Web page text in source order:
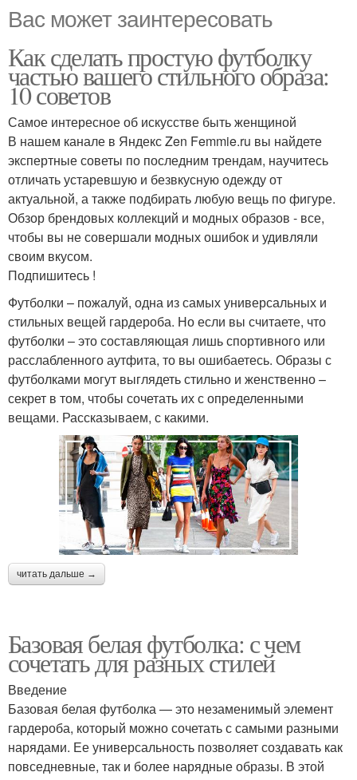
Вас может заинтересовать
Как сделать простую футболку
частью вашего стильного образа:
10 советов
Самое интересное об искусстве быть женщиной
В нашем канале в Яндекс Zen Femmie.ru вы найдете
экспертные советы по последним трендам, научитесь
отличать устаревшую и безвкусную одежду от
актуальной, а также подбирать любую вещь по фигуре.
Обзор брендовых коллекций и модных образов - все,
чтобы вы не совершали модных ошибок и удивляли
своим вкусом.
Подпишитесь !
Футболки – пожалуй, одна из самых универсальных и
стильных вещей гардероба. Но если вы считаете, что
футболки – это составляющая лишь спортивного или
расслабленного аутфита, то вы ошибаетесь. Образы с
футболками могут выглядеть стильно и женственно –
секрет в том, чтобы сочетать их с определенными
вещами. Рассказываем, с какими.
читать дальше →
Базовая белая футболка: с чем
сочетать для разных стилей
Введение
Базовая белая футболка — это незаменимый элемент
гардероба, который можно сочетать с самыми разными
нарядами. Ее универсальность позволяет создавать как
повседневные, так и более нарядные образы. В этой